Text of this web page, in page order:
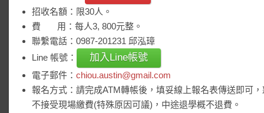
招收名額：限30人。
費 用：每人3, 800元整。
聯繫電話：0987-201231 邱泓璋
Line 帳號：
加入Line帳號
電子郵件：chiou.austin@gmail.com
報名方式：請完成ATM轉帳後，填妥線上報名表傳送即可
不接受現場繳費(特殊原因可議)，中途退學概不退費。